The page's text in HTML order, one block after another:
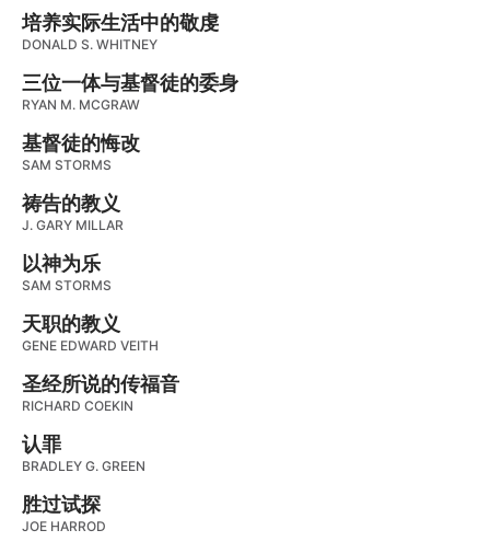
培养实际生活中的敬虔
DONALD S. WHITNEY
三位一体与基督徒的委身
RYAN M. MCGRAW
基督徒的悔改
SAM STORMS
祷告的教义
J. GARY MILLAR
以神为乐
SAM STORMS
天职的教义
GENE EDWARD VEITH
圣经所说的传福音
RICHARD COEKIN
认罪
BRADLEY G. GREEN
胜过试探
JOE HARROD